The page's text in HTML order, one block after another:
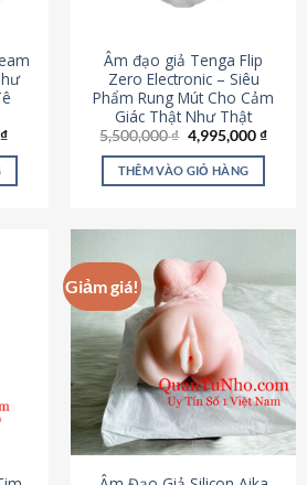
₫Giá
tại
545,000 ₫.
Âm đạo giả Tenga Flip
Zero Electronic – Siêu
Phẩm Rung Mút Cho Cảm
Giác Thật Như Thật
5,500,000₫ Giá
gốc
là:
5,500,000 ₫.
4,995,000₫Giá
THÊM VÀO GIỎ HÀNG
Giảm giá!